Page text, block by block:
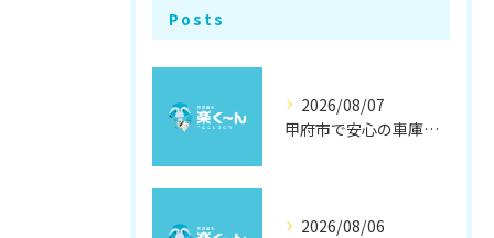
Posts
2026/08/07
甲府市で安心の車庫屋根修理方法
2026/08/06